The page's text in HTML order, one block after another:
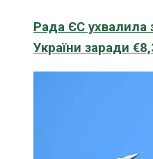
Рада ЄС ухвалила
України заради